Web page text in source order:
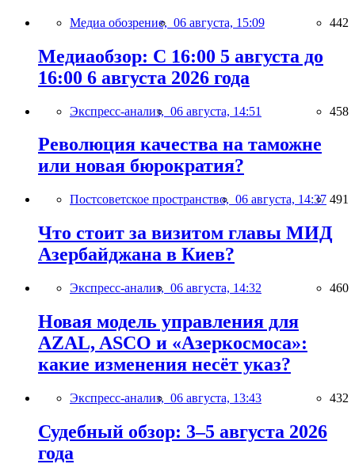
Медиа обозрение, 06 августа, 15:09 442
Медиаобзор: С 16:00 5 августа до
16:00 6 августа 2026 года
Экспресс-анализ, 06 августа, 14:51 458
Революция качества на таможне
или новая бюрократия?
Постсоветское пространство, 06 августа, 14:37 491
Что стоит за визитом главы МИД
Азербайджана в Киев?
Экспресс-анализ, 06 августа, 14:32 460
Новая модель управления для
AZAL, ASCO и «Азеркосмоса»:
какие изменения несёт указ?
Экспресс-анализ, 06 августа, 13:43 432
Судебный обзор: 3–5 августа 2026
года